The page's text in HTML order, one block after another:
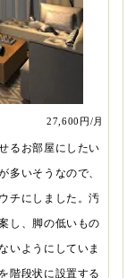
27,600円/月
るお部屋にしたい
多いそうなので、
チにしました。汚
し、脚の低いもの
いようにしていま
階段状に設置する